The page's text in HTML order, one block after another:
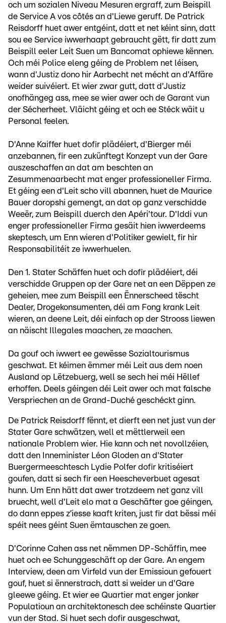
och um sozialen Niveau Mesuren ergraff, zum Beispill
de Service A vos côtés an d'Liewe geruff. De Patrick
Reisdorff huet awer entgéint, datt et net kéint sinn, datt
sou ee Service iwwerhaapt gebraucht gëtt, fir datt zum
Beispill eeler Leit Suen um Bancomat ophiewe kënnen.
Och méi Police eleng géing de Problem net léisen,
wann d'Justiz dono hir Aarbecht net mécht an d'Affäre
weider suivéiert. Et wier zwar gutt, datt d'Justiz
onofhängeg ass, mee se wier awer och de Garant vun
der Sécherheet. Vläicht géing et och ee Stéck wäit u
Personal feelen.
D'Anne Kaiffer huet dofir plädéiert, d'Bierger méi
anzebannen, fir een zukünftegt Konzept vun der Gare
auszeschaffen an dat am beschten an
Zesummenaarbecht mat enger professioneller Firma.
Et géing een d'Leit scho vill abannen, huet de Maurice
Bauer doropshi gemengt, an dat op ganz verschidde
Weeër, zum Beispill duerch den Apéri'tour. D'Iddi vun
enger professioneller Firma gesäit hien iwwerdeems
skeptesch, um Enn wieren d'Politiker gewielt, fir hir
Responsabilitéit ze iwwerhuelen.
Den 1. Stater Schäffen huet och dofir plädéiert, déi
verschidde Gruppen op der Gare net an een Dëppen ze
geheien, mee zum Beispill een Ënnerscheed tëscht
Dealer, Drogekonsumenten, déi am Fong krank Leit
wieren, an deene Leit, déi einfach op der Strooss liewen
an näischt Illegales maachen, ze maachen.
Da gouf och iwwert ee gewësse Sozialtourismus
geschwat. Et kéimen ëmmer méi Leit aus dem noen
Ausland op Lëtzebuerg, well se sech hei méi Hëllef
erhoffen. Deels géingen déi Leit awer och mat falsche
Verspriechen an de Grand-Duché geschéckt ginn.
De Patrick Reisdorff fënnt, et dierft een net just vun der
Stater Gare schwätzen, well et mëttlerweil een
nationale Problem wier. Hie kann och net novollzéien,
datt den Inneminister Léon Gloden an d'Stater
Buergermeeschtesch Lydie Polfer dofir kritiséiert
goufen, datt si sech fir een Heescheverbuet agesat
hunn. Um Enn hätt dat awer trotzdeem net ganz vill
bruecht, well d'Leit elo mat a Geschäfter goe géingen,
do dann eppes z’iesse kaaft kriten, just fir dat bëssi méi
spéit nees géint Suen ëmtauschen ze goen.
D'Corinne Cahen ass net nëmmen DP-Schäffin, mee
huet och ee Schunggeschäft op der Gare. An engem
Interview, deen am Virfeld vun der Emissioun gefouert
gouf, huet si ënnerstrach, datt si weider un d'Gare
gleewe géing. Et wier ee Quartier mat enger jonker
Populatioun an architektonesch dee schéinste Quartier
vun der Stad. Si huet sech dofir ausgeschwat,